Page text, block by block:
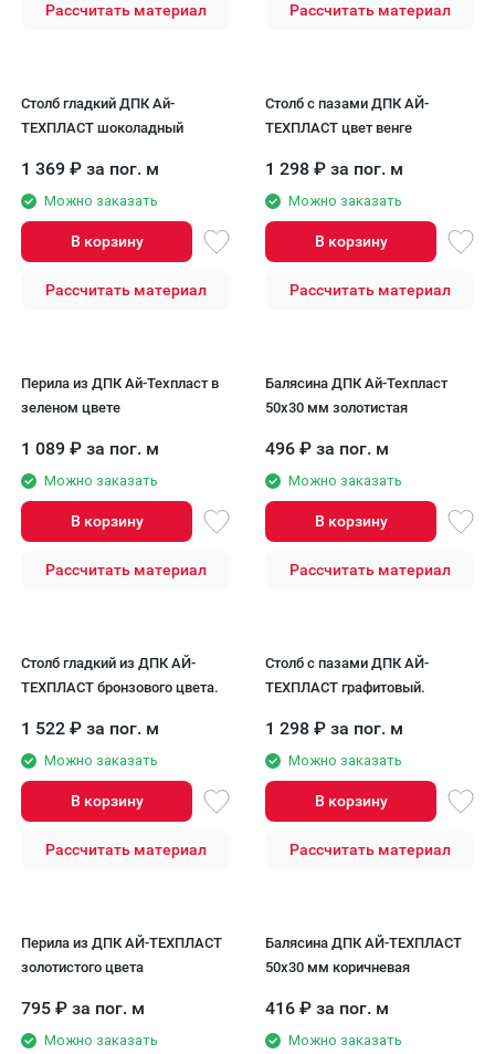
Рассчитать материал Рассчитать материал
Столб гладкий ДПК Aй-
ТЕХПЛАСТ шоколадный
1 369 ₽ за пог. м
Можно заказать
В корзину
Рассчитать материал
Столб с пазами ДПК АЙ-
ТЕХПЛАСТ цвет венге
1 298 ₽ за пог. м
Можно заказать
В корзину
Рассчитать материал
Перила из ДПК Ай-Техпласт в
зеленом цвете
1 089 ₽ за пог. м
Можно заказать
В корзину
Рассчитать материал
Балясина ДПК Ай-Техпласт
50x30 мм золотистая
496 ₽ за пог. м
Можно заказать
В корзину
Рассчитать материал
Столб гладкий из ДПК АЙ-
ТЕХПЛАСТ бронзового цвета.
1 522 ₽ за пог. м
Можно заказать
В корзину
Рассчитать материал
Столб с пазами ДПК АЙ-
ТЕХПЛАСТ графитовый.
1 298 ₽ за пог. м
Можно заказать
В корзину
Рассчитать материал
Перила из ДПК AЙ-ТЕХПЛАСТ
золотистого цвета
795 ₽ за пог. м
Можно заказать
Балясина ДПК АЙ-ТЕХПЛАСТ
50x30 мм коричневая
416 ₽ за пог. м
Можно заказать